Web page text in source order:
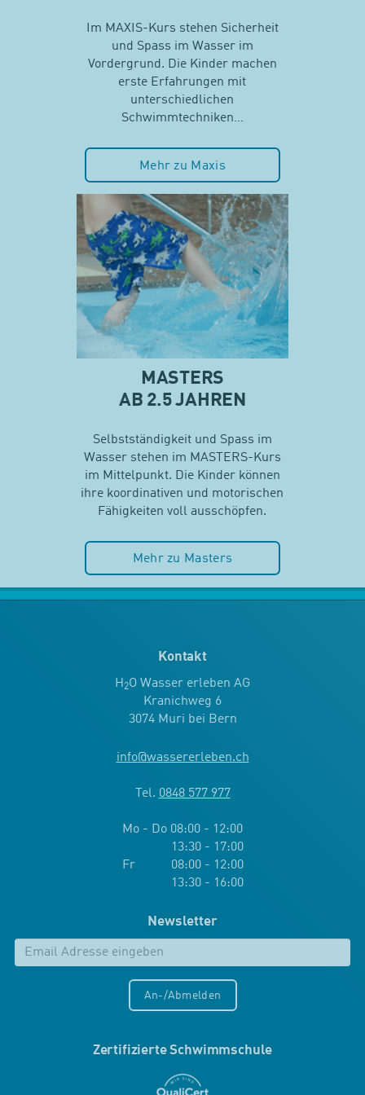
Im MAXIS-Kurs stehen Sicherheit
und Spass im Wasser im
Vordergrund. Die Kinder machen
erste Erfahrungen mit
unterschiedlichen
Schwimmtechniken…
Mehr zu Maxis
MASTERS
AB 2.5 JAHREN
Selbstständigkeit und Spass im
Wasser stehen im MASTERS-Kurs
im Mittelpunkt. Die Kinder können
ihre koordinativen und motorischen
Fähigkeiten voll ausschöpfen.
Mehr zu Masters
Kontakt
H2O Wasser erleben AG
Kranichweg 6
3074 Muri bei Bern
info@wassererleben.ch
Tel. 0848 577 977
Mo - Do 08:00 - 12:00
13:30 - 17:00
Fr 08:00 - 12:00
13:30 - 16:00
Newsletter
An-/Abmelden
Zertifizierte Schwimmschule